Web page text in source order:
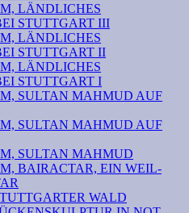
LÄNDLICHES
STUTTGART III
LÄNDLICHES
STUTTGART II
LÄNDLICHES
STUTTGART I
SULTAN MAHMUD AUF
SULTAN MAHMUD AUF
SULTAN MAHMUD
BAIRACTAR, EIN WEIL-
WALD